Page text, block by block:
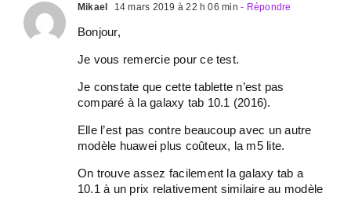
Mikael 14 mars 2019 à 22 h 06 min - Répondre
Bonjour,
Je vous remercie pour ce test.
Je constate que cette tablette n’est pas
comparé à la galaxy tab 10.1 (2016).
Elle l’est pas contre beaucoup avec un autre
modèle huawei plus coûteux, la m5 lite.
On trouve assez facilement la galaxy tab a
10.1 à un prix relativement similaire au modèle